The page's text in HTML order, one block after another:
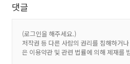
댓글